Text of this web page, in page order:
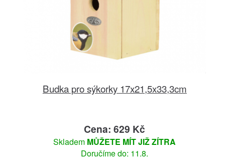
Budka pro sýkorky 17x21,5x33,3cm
Cena: 629 Kč
Skladem MŮŽETE MÍT JIŽ ZÍTRA
Doručíme do: 11.8.